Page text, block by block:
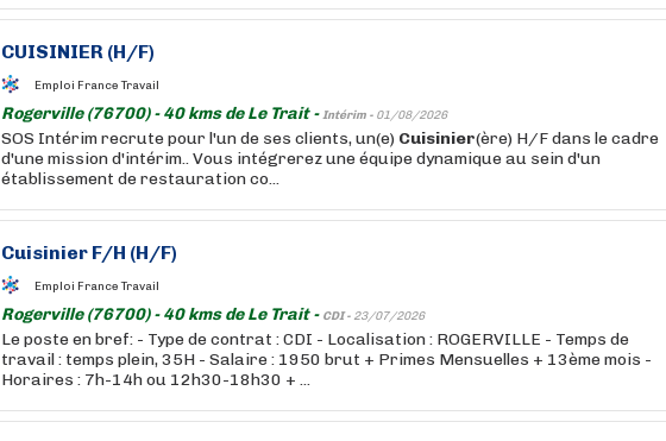
CUISINIER (H/F)
Emploi France Travail
Rogerville (76700) - 40 kms de Le Trait -Intérim - 01/08/2026
SOS Intérim recrute pour l'un de ses clients, un(e) Cuisinier(ère) H/F dans le cadre
d'une mission d'intérim.. Vous intégrerez une équipe dynamique au sein d'un
établissement de restauration co...
Cuisinier F/H (H/F)
Emploi France Travail
Rogerville (76700) - 40 kms de Le Trait - CDI - 23/07/2026
Le poste en bref: - Type de contrat : CDI - Localisation : ROGERVILLE - Temps de
travail : temps plein, 35H - Salaire : 1950 brut + Primes Mensuelles + 13ème mois -
Horaires : 7h-14h ou 12h30-18h30 + ...